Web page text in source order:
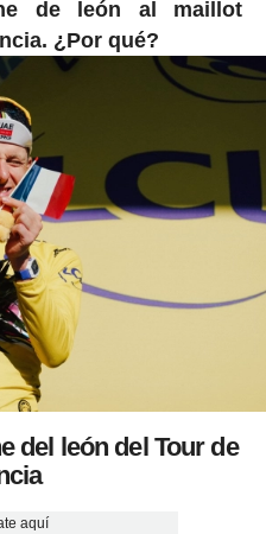
de león al maillot
¿Por qué?
del león del Tour de
aquí